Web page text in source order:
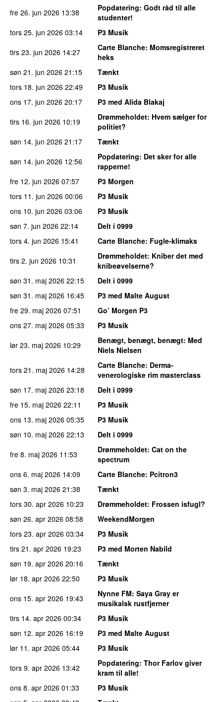
fre 26. jun 2026 13:38 Popdatering: Godt råd til alle
studenter!
tors 25. jun 2026 03:14
P3 Musik
tirs 23. jun 2026 14:27 Carte Blanche: Momsregistreret
heks
søn 21. jun 2026 21:15
Tænkt
tors 18. jun 2026 22:49
P3 Musik
ons 17. jun 2026 20:17
P3 med Alida Blakaj
tirs 16. jun 2026 10:19 Drømmeholdet: Hvem sælger for
politiet?
søn 14. jun 2026 21:17
Tænkt
søn 14. jun 2026 12:56 Popdatering: Det sker for alle
rapperne!
fre 12. jun 2026 07:57
P3 Morgen
tors 11. jun 2026 00:06
P3 Musik
ons 10. jun 2026 03:06
P3 Musik
søn 7. jun 2026 22:14
Delt i 0999
tors 4. jun 2026 15:41 Carte Blanche: Fugle-klimaks
tirs 2. jun 2026 10:31 Drømmeholdet: Kniber det med
knibeøvelserne?
søn 31. maj 2026 22:15
Delt i 0999
søn 31. maj 2026 16:45
P3 med Malte August
fre 29. maj 2026 07:51
Go’ Morgen P3
ons 27. maj 2026 05:33
P3 Musik
lør 23. maj 2026 10:29 Benægt, benægt, benægt: Med
Niels Nielsen
tors 21. maj 2026 14:28 Carte Blanche: Derma-
venerologiske rim masterclass
søn 17. maj 2026 23:18
Delt i 0999
fre 15. maj 2026 22:11
P3 Musik
ons 13. maj 2026 05:35
P3 Musik
søn 10. maj 2026 22:13
Delt i 0999
fre 8. maj 2026 11:53 Drømmeholdet: Cat on the
spectrum
ons 6. maj 2026 14:09 Carte Blanche: Pcitron3
søn 3. maj 2026 21:38
Tænkt
tors 30. apr 2026 10:23 Drømmeholdet: Frossen isfugl?
søn 26. apr 2026 08:58
WeekendMorgen
tors 23. apr 2026 03:34
P3 Musik
tirs 21. apr 2026 19:23
P3 med Morten Nabild
søn 19. apr 2026 20:16
Tænkt
lør 18. apr 2026 22:50
P3 Musik
ons 15. apr 2026 19:43 Nynne FM: Saya Gray er
musikalsk rustfjerner
tirs 14. apr 2026 00:34
P3 Musik
søn 12. apr 2026 16:19
P3 med Malte August
lør 11. apr 2026 05:44
P3 Musik
tors 9. apr 2026 13:42 Popdatering: Thor Farlov giver
kram til alle!
ons 8. apr 2026 01:33
P3 Musik